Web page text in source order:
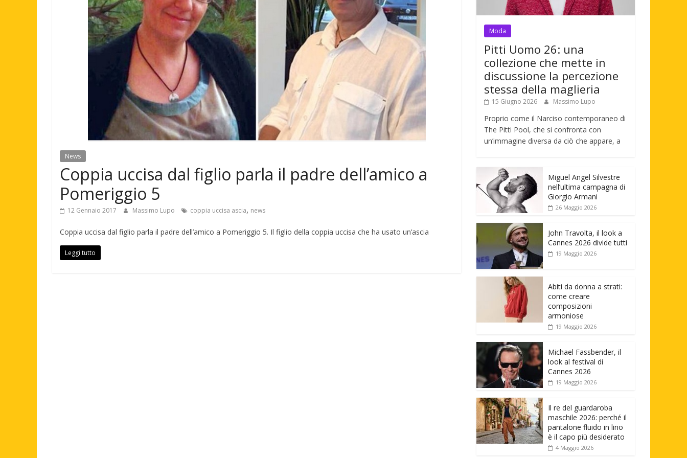
News
Coppia uccisa dal figlio parla il padre dell’amico a
Pomeriggio 5
12 Gennaio 2017 Massimo Lupo coppia uccisa ascia, news
Coppia uccisa dal figlio parla il padre dell’amico a Pomeriggio 5. Il figlio della coppia uccisa che ha usato un’ascia
Leggi tutto
Moda
Pitti Uomo 26: una
collezione che mette in
discussione la percezione
stessa della maglieria
15 Giugno 2026 Massimo Lupo
Proprio come il Narciso contemporaneo di
The Pitti Pool, che si confronta con
un’immagine diversa da ciò che appare, a
Miguel Angel Silvestre
nell’ultima campagna di
Giorgio Armani
26 Maggio 2026
John Travolta, il look a
Cannes 2026 divide tutti
19 Maggio 2026
Abiti da donna a strati:
come creare
composizioni
armoniose
19 Maggio 2026
Michael Fassbender, il
look al festival di
Cannes 2026
19 Maggio 2026
Il re del guardaroba
maschile 2026: perché il
pantalone fluido in lino
è il capo più desiderato
4 Maggio 2026